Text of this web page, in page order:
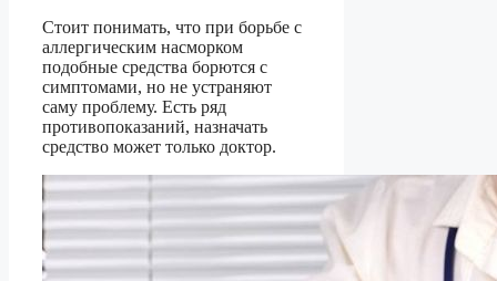
Стоит понимать, что при борьбе с
аллергическим насморком
подобные средства борются с
симптомами, но не устраняют
саму проблему. Есть ряд
противопоказаний, назначать
средство может только доктор.